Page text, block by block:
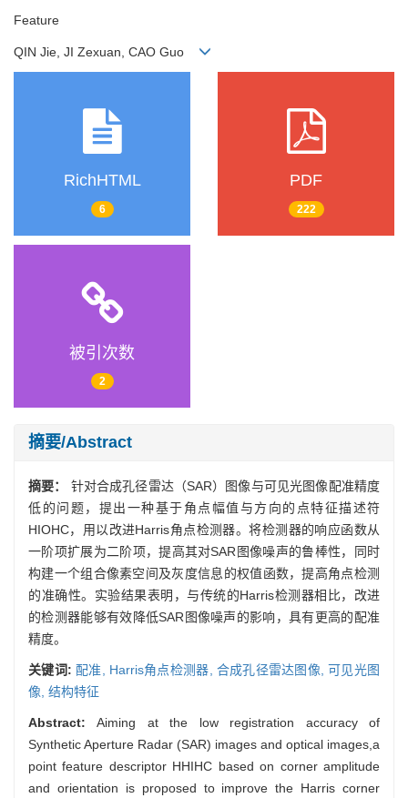
Feature
QIN Jie, JI Zexuan, CAO Guo
RichHTML
6
PDF
222
被引次数
2
摘要/Abstract
摘要： 针对合成孔径雷达（SAR）图像与可见光图像配准精度
低的问题，提出一种基于角点幅值与方向的点特征描述符
HIOHC，用以改进Harris角点检测器。将检测器的响应函数从
一阶项扩展为二阶项，提高其对SAR图像噪声的鲁棒性，同时
构建一个组合像素空间及灰度信息的权值函数，提高角点检测
的准确性。实验结果表明，与传统的Harris检测器相比，改进
的检测器能够有效降低SAR图像噪声的影响，具有更高的配准
精度。
关键词:配准, Harris角点检测器, 合成孔径雷达图像,可见光图
像, 结构特征
Abstract:Aiming at the low registration accuracy of
Synthetic Aperture Radar (SAR) images and optical images,a
point feature descriptor HHIHC based on corner amplitude
and orientation is proposed to improve the Harris corner